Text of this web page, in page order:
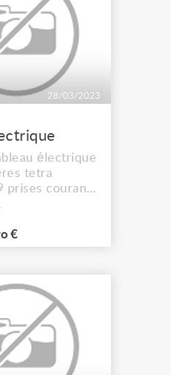
28/03/2023
électrique
tetra
prises courant
24 x
€